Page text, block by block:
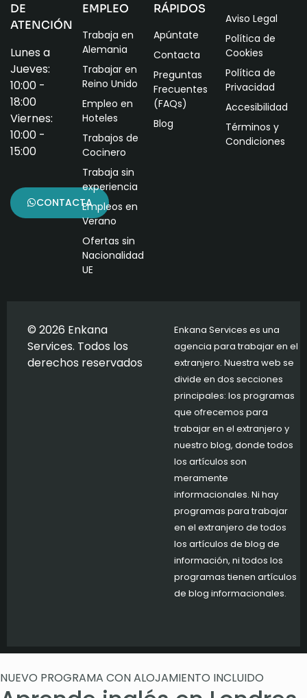
DE
ATENCIÓN
Lunes a
Jueves:
10:00 -
18:00
Viernes:
10:00 -
15:00
CONTACTA
EMPLEO
Trabaja en
Alemania
Trabajar en
Reino Unido
Empleo en
Hoteles
Trabajos de
Cocinero
Trabaja sin
experiencia
Empleos en
Verano
Ofertas sin
Nacionalidad
UE
RÁPIDOS
Apúntate
Contacta
Preguntas
Frecuentes
(FAQs)
Blog
Aviso Legal
Política de
Cookies
Política de
Privacidad
Accesibilidad
Términos y
Condiciones
© 2026 Enkana
Services. Todos los
derechos reservados
Enkana Services es una
agencia para trabajar en el
extranjero. Nuestra web se
divide en dos secciones
principales: los programas
que ofrecemos para
trabajar en el extranjero y
nuestro blog, donde todos
los artículos son
meramente
informacionales. Ni hay
programas para trabajar
en el extranjero de todos
los artículos de blog de
información, ni todos los
programas tienen artículos
de blog informacionales.
NUEVO PROGRAMA CON ALOJAMIENTO INCLUIDO